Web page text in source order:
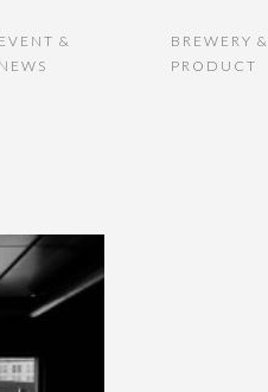
EVENT &
NEWS
BREWERY &
PRODUCT